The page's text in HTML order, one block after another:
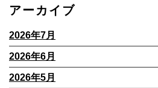
アーカイブ
2026年7月
2026年6月
2026年5月